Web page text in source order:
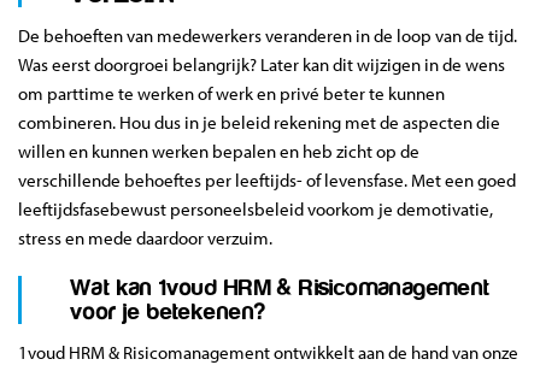
De behoeften van medewerkers veranderen in de loop van de tijd.
Was eerst doorgroei belangrijk? Later kan dit wijzigen in de wens
om parttime te werken of werk en privé beter te kunnen
combineren. Hou dus in je beleid rekening met de aspecten die
willen en kunnen werken bepalen en heb zicht op de
verschillende behoeftes per leeftijds- of levensfase. Met een goed
leeftijdsfasebewust personeelsbeleid voorkom je demotivatie,
stress en mede daardoor verzuim.
Wat kan 1voud HRM & Risicomanagement
voor je betekenen?
1voud HRM & Risicomanagement ontwikkelt aan de hand van onze